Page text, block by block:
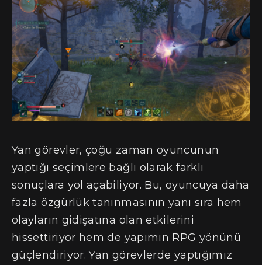
Yan görevler, çoğu zaman oyuncunun
yaptığı seçimlere bağlı olarak farklı
sonuçlara yol açabiliyor. Bu, oyuncuya daha
fazla özgürlük tanınmasının yanı sıra hem
olayların gidişatına olan etkilerini
hissettiriyor hem de yapımın RPG yönünü
güçlendiriyor. Yan görevlerde yaptığımız